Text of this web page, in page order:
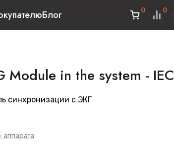
Блог 0 0
Module in the system - IEC
синхронизации с ЭКГ